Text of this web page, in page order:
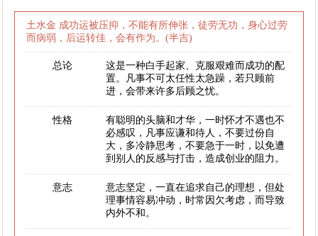
土水金 成功运被压抑，不能有所伸张，徒劳无功，身心过劳
而病弱，后运转佳，会有作为。(半吉)
总论
这是一种白手起家、克服艰难而成功的配
置。凡事不可太任性太急躁，若只顾前
进，会带来许多后顾之忧。
性格
有聪明的头脑和才华，一时怀才不遇也不
必感叹，凡事应谦和待人，不要过份自
大，多冷静思考，不要急于一时，以免遭
到别人的反感与打击，造成创业的阻力。
意志
意志坚定，一直在追求自己的理想，但处
理事情容易冲动，时常因欠考虑，而导致
内外不和。